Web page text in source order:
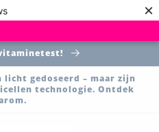
×
gedoseerd – maar zijn
technologie. Ontdek